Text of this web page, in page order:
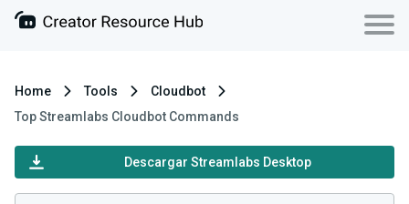
Home Tools
Cloudbot
Top Streamlabs Cloudbot Commands
Descargar Streamlabs Desktop